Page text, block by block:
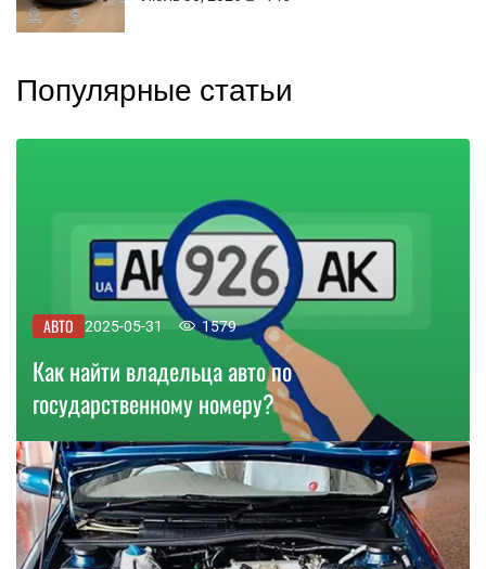
Популярные статьи
АВТО 2025-05-31 1579
Как найти владельца авто по
государственному номеру?